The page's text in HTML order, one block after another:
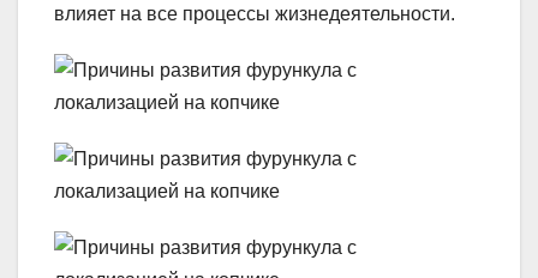
влияет на все процессы жизнедеятельности.